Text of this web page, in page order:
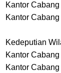
Kantor
Kantor
Kedeputian
Kantor
Kantor